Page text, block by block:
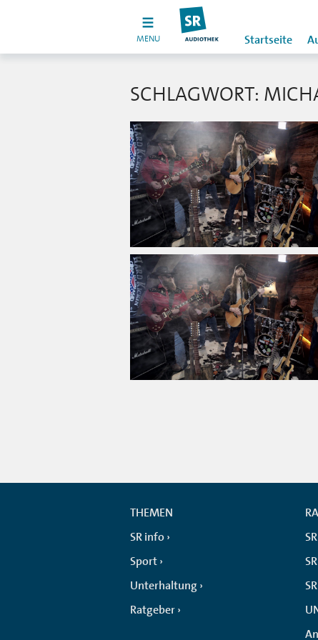
MENU Startseite
SCHLAGWORT:
THEMEN
SR info
Sport
Unterhaltung
Ratgeber